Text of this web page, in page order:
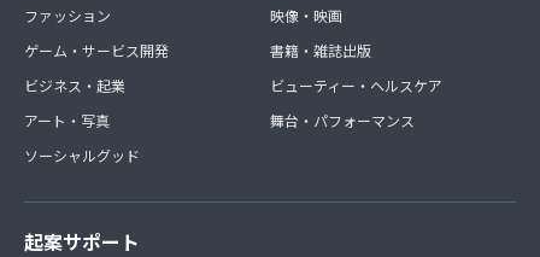
ファッション
ゲーム・サービス開発
ビジネス・起業
アート・写真
ソーシャルグッド
映像・映画
書籍・雑誌出版
ビューティー・ヘルスケア
舞台・パフォーマンス
起案サポート